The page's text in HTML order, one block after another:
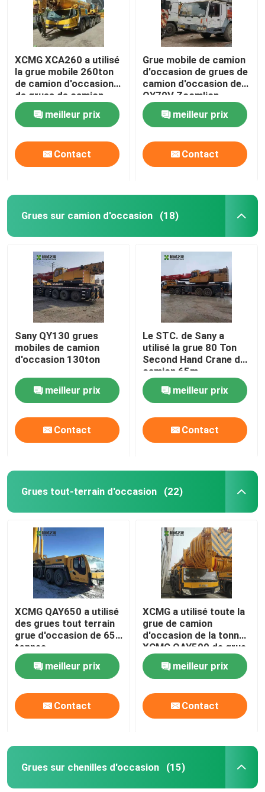
XCMG XCA260 a utilisé
la grue mobile 260ton
de camion d'occasion
de grues de camion
meilleur prix
Contact
Grue mobile de camion
d'occasion de grues de
camion d'occasion de
QY70V Zoomlion
meilleur prix
Contact
Grues sur camion d'occasion (18)
Sany QY130 grues
mobiles de camion
d'occasion 130ton
meilleur prix
Contact
Le STC. de Sany a
utilisé la grue 80 Ton
Second Hand Crane de
camion 65m
meilleur prix
Contact
Grues tout-terrain d'occasion (22)
XCMG QAY650 a utilisé
des grues tout terrain
grue d'occasion de 650
tonnes
meilleur prix
Contact
XCMG a utilisé toute la
grue de camion
d'occasion de la tonne
XCMG QAY500 de grue
de camion de terrain
meilleur prix
Contact
Grues sur chenilles d'occasion (15)